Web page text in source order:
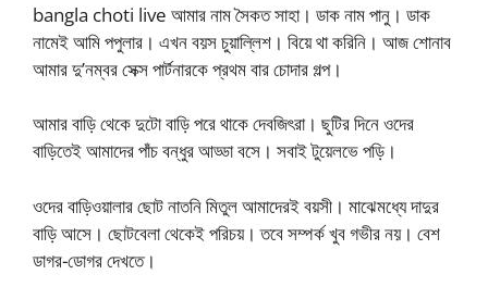
bangla choti live আমার নাম সৈকত সাহা। ডাক নাম পানু। ডাক
নামেই আমি পপুলার। এখন বয়স চুয়াল্লিশ। বিয়ে থা করিনি। আজ শোনাব
আমার দু’নম্বর সেক্স পার্টনারকে প্রথম বার চোদার গল্প।
আমার বাড়ি থেকে দুটো বাড়ি পরে থাকে দেবজিৎরা। ছুটির দিনে ওদের
বাড়িতেই আমাদের পাঁচ বন্ধুর আড্ডা বসে। সবাই টুয়েলভে পড়ি।
ওদের বাড়িওয়ালার ছোট নাতনি মিতুল আমাদেরই বয়সী। মাঝেমধ্যে দাদুর
বাড়ি আসে। ছোটবেলা থেকেই পরিচয়। তবে সম্পর্ক খুব গভীর নয়। বেশ
ডাগর-ডোগর দেখতে।